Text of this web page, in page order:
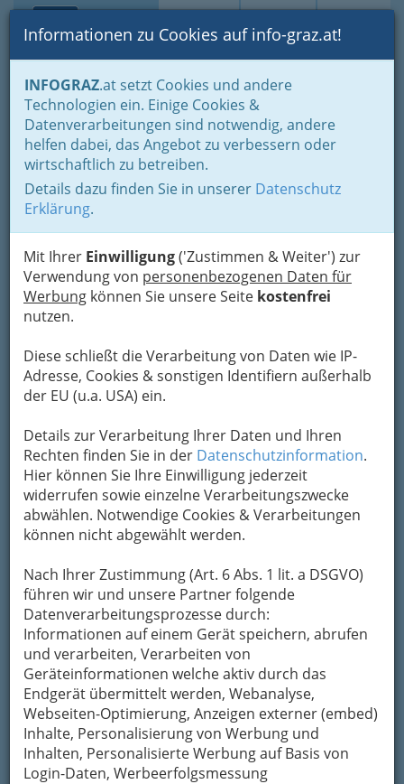
Suche Login Toggle
Informationen zu Cookies auf info-graz.at!
INFOGRAZ.at setzt Cookies und andere
Technologien ein. Einige Cookies &
Datenverarbeitungen sind notwendig, andere
helfen dabei, das Angebot zu verbessern oder
wirtschaftlich zu betreiben.
Details dazu finden Sie in unserer Datenschutz
Erklärung.
Mit Ihrer Einwilligung('Zustimmen & Weiter') zur
Verwendung von personenbezogenen Daten für
Werbung können Sie unsere Seite kostenfrei
nutzen.
Diese schließt die Verarbeitung von Daten wie IP-
Adresse, Cookies & sonstigen Identifiern außerhalb
der EU (u.a. USA) ein.
Details zur Verarbeitung Ihrer Daten und Ihren
Rechten finden Sie in der Datenschutzinformation.
Hier können Sie Ihre Einwilligung jederzeit
widerrufen sowie einzelne Verarbeitungszwecke
abwählen. Notwendige Cookies & Verarbeitungen
können nicht abgewählt werden.
Nach Ihrer Zustimmung (Art. 6 Abs. 1 lit. a DSGVO)
führen wir und unsere Partner folgende
Datenverarbeitungsprozesse durch:
Informationen auf einem Gerät speichern, abrufen
und verarbeiten, Verarbeiten von
Geräteinformationen welche aktiv durch das
Endgerät übermittelt werden, Webanalyse,
Webseiten-Optimierung, Anzeigen externer (embed)
Inhalte, Personalisierung von Werbung und
Inhalten, Personalisierte Werbung auf Basis von
Login-Daten, Werbeerfolgsmessung
Home
Gastronomie
Gastronomie: Toprestaurants & Gasthäuser
Gaststätten - Gasthäuser - Gasthöfe
Barista´s Downtown -
Stephan Pensold
Franziskanerplatz 4 -5, 8010 Graz
+43 650 248 19 77
Falstaff: 2 Tassen
Karte
Karte anzeigen
Kontaktaufnahme
Um die Info-Graz Firmenvor Spam-Mails zu
bewahren, verwenden wir an dieser Stelle zur
Übermittlung Ihrer Nachricht ein sicheres
Formular. Ihre Nachricht wird nach dem
Absenden umgehend per Mail an das
Unternehmen Barista´s Downtown - Stephan
Pensold weitergeleitet.
Mein Name
Meine Email Adresse
Mein Betreff